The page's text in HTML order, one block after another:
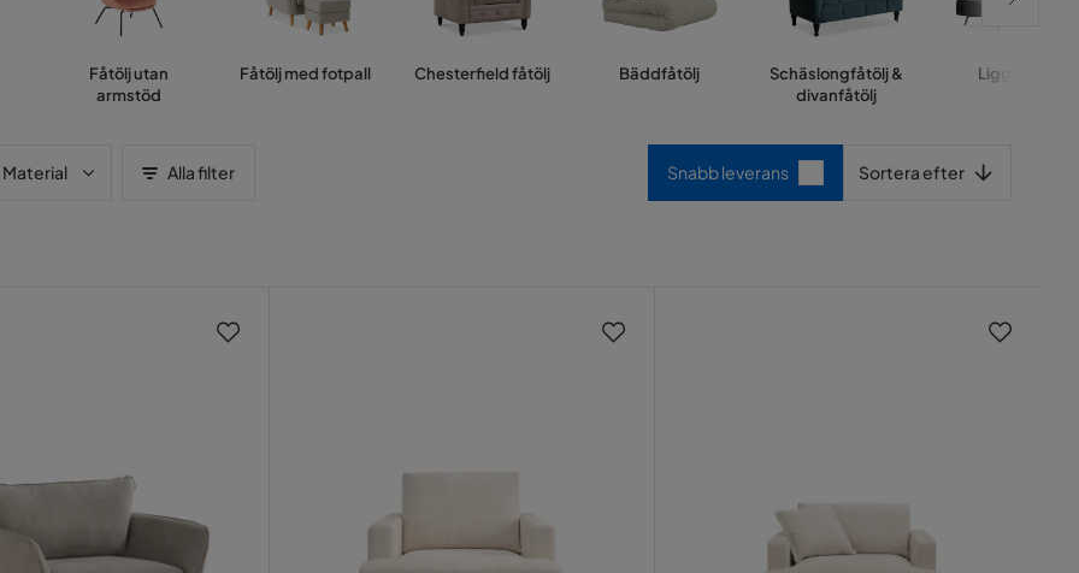
Fåtölj utan
armstöd
Fåtölj med fotpall Chesterfield fåtölj Bäddfåtölj
Schäslongfåtölj &
divanfåtölj
Liggfåtölj
Material Alla filter Snabb leverans Sortera efter